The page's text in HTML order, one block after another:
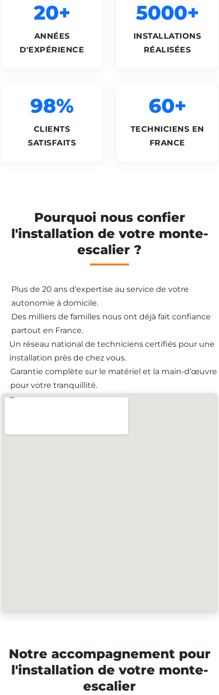
20+
ANNÉES
D'EXPÉRIENCE
5000+
INSTALLATIONS
RÉALISÉES
98%
CLIENTS
SATISFAITS
60+
TECHNICIENS EN
FRANCE
Pourquoi nous confier
l'installation de votre monte-
escalier ?
Plus de 20 ans d'expertise au service de votre
autonomie à domicile.
Des milliers de familles nous ont déjà fait confiance
partout en France.
Un réseau national de techniciens certifiés pour une
installation près de chez vous.
Garantie complète sur le matériel et la main-d'œuvre
pour votre tranquillité.
Notre accompagnement pour
l'installation de votre monte-
escalier